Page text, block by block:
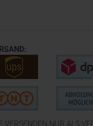
VERSENDEN NUR ALS